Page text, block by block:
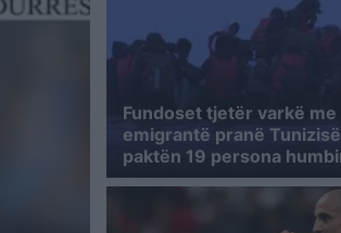
Fundoset tjetër varkë me
emigrantë pranë
paktën 19 persona